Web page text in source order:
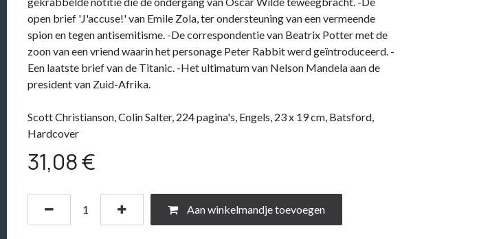
open brief 'J'accuse!' van Emile Zola, ter ondersteuning van een vermeende
spion en tegen antisemitisme. -De correspondentie van Beatrix Potter met de
zoon van een vriend waarin het personage Peter Rabbit werd geïntroduceerd. -
Een laatste brief van de Titanic. -Het ultimatum van Nelson Mandela aan de
president van Zuid-Afrika.
Scott Christianson, Colin Salter, 224 pagina's, Engels, 23 x 19 cm, Batsford,
Hardcover
31,08€
Aan winkelmandje toevoegen